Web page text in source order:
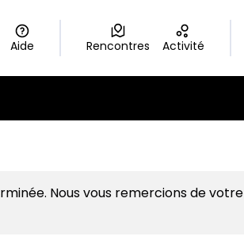
Aide Rencontres Activité
Nous vous remercions de votre